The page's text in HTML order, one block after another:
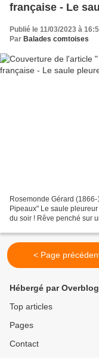
française - Le
Publié le 11/03/2023 à
Par Balades comtoises
Rosemonde Gérard
Pipeaux" Le saule
du soir ! Rêve penché sur
< Page
Hébergé par Overblog
Top articles
Pages
Contact